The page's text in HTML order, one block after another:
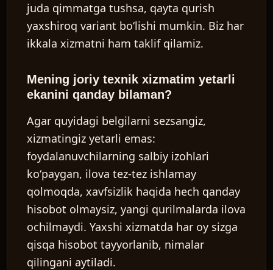
juda qimmatga tushsa, qayta qurish
yaxshiroq variant boʻlishi mumkin. Biz har
ikkala xizmatni ham taklif qilamiz.
Mening joriy texnik xizmatim yetarli
ekanini qanday bilaman?
Agar quyidagi belgilarni sezsangiz,
xizmatingiz yetarli emas:
foydalanuvchilarning salbiy izohlari
koʻpaygan, ilova tez-tez ishlamay
qolmoqda, xavfsizlik haqida hech qanday
hisobot olmaysiz, yangi qurilmalarda ilova
ochilmaydi. Yaxshi xizmatda har oy sizga
qisqa hisobot tayyorlanib, nimalar
qilingani aytiladi.